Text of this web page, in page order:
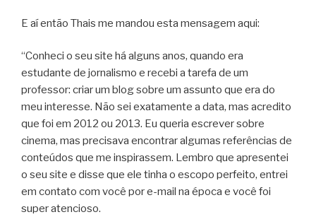
E aí então Thais me mandou esta mensagem aqui:
“Conheci o seu site há alguns anos, quando era
estudante de jornalismo e recebi a tarefa de um
professor: criar um blog sobre um assunto que era do
meu interesse. Não sei exatamente a data, mas acredito
que foi em 2012 ou 2013. Eu queria escrever sobre
cinema, mas precisava encontrar algumas referências de
conteúdos que me inspirassem. Lembro que apresentei
o seu site e disse que ele tinha o escopo perfeito, entrei
em contato com você por e-mail na época e você foi
super atencioso.